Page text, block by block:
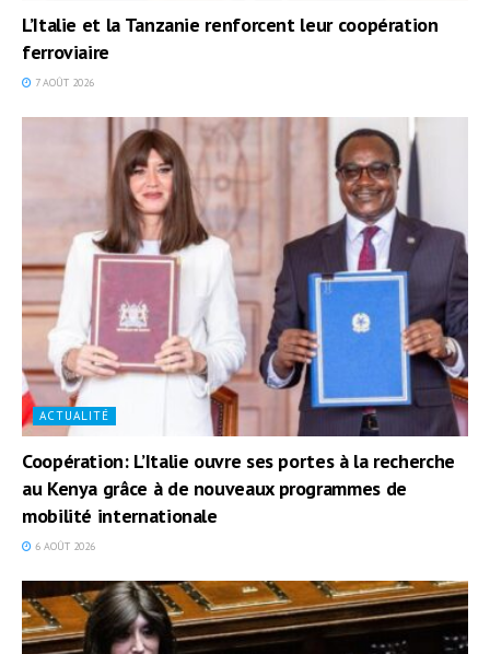
L’Italie et la Tanzanie renforcent leur coopération
ferroviaire
7 AOÛT 2026
ACTUALITÉ
Coopération: L’Italie ouvre ses portes à la recherche
au Kenya grâce à de nouveaux programmes de
mobilité internationale
6 AOÛT 2026